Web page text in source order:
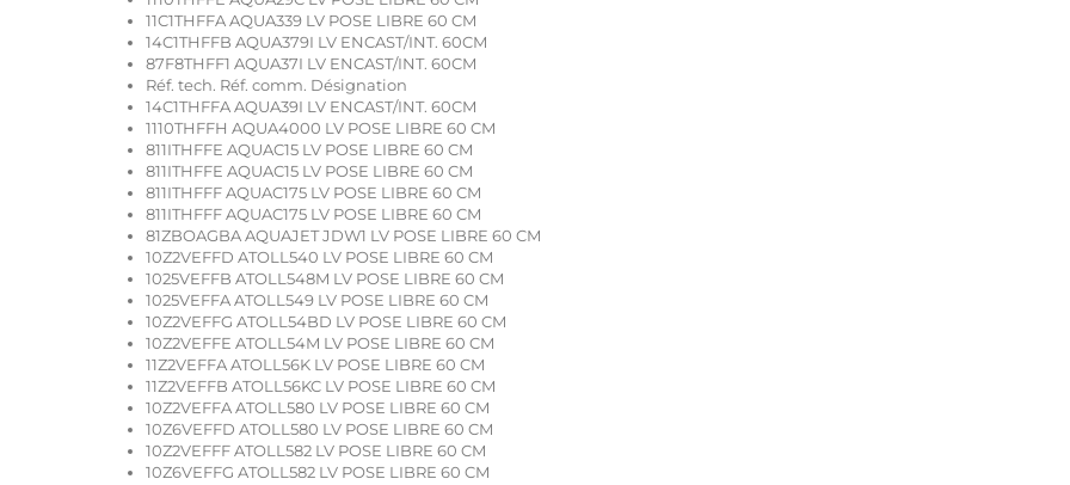
11C1THFFA AQUA339 LV POSE LIBRE 60 CM
14C1THFFB AQUA379I LV ENCAST/INT. 60CM
87F8THFF1 AQUA37I LV ENCAST/INT. 60CM
Réf. tech. Réf. comm. Désignation
14C1THFFA AQUA39I LV ENCAST/INT. 60CM
1110THFFH AQUA4000 LV POSE LIBRE 60 CM
811ITHFFE AQUAC15 LV POSE LIBRE 60 CM
811ITHFFE AQUAC15 LV POSE LIBRE 60 CM
811ITHFFF AQUAC175 LV POSE LIBRE 60 CM
811ITHFFF AQUAC175 LV POSE LIBRE 60 CM
81ZBOAGBA AQUAJET JDW1 LV POSE LIBRE 60 CM
10Z2VEFFD ATOLL540 LV POSE LIBRE 60 CM
1025VEFFB ATOLL548M LV POSE LIBRE 60 CM
1025VEFFA ATOLL549 LV POSE LIBRE 60 CM
10Z2VEFFG ATOLL54BD LV POSE LIBRE 60 CM
10Z2VEFFE ATOLL54M LV POSE LIBRE 60 CM
11Z2VEFFA ATOLL56K LV POSE LIBRE 60 CM
11Z2VEFFB ATOLL56KC LV POSE LIBRE 60 CM
10Z2VEFFA ATOLL580 LV POSE LIBRE 60 CM
10Z6VEFFD ATOLL580 LV POSE LIBRE 60 CM
10Z2VEFFF ATOLL582 LV POSE LIBRE 60 CM
10Z6VEFFG ATOLL582 LV POSE LIBRE 60 CM